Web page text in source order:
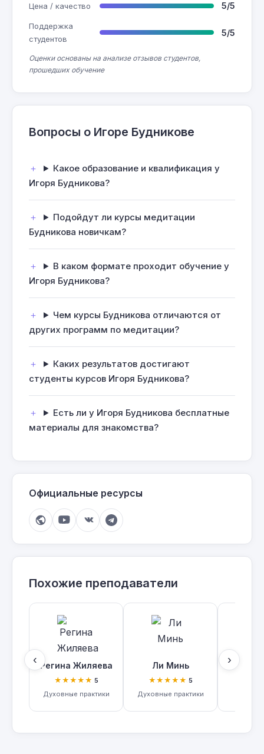
Цена / качество 5/5
Поддержка
студентов
5/5
Оценки основаны на анализе отзывов студентов,
прошедших обучение
Вопросы о Игоре Будникове
Какое образование и квалификация у
Игоря Будникова?
Подойдут ли курсы медитации
Будникова новичкам?
В каком формате проходит обучение у
Игоря Будникова?
Чем курсы Будникова отличаются от
других программ по медитации?
Каких результатов достигают
студенты курсов Игоря Будникова?
Есть ли у Игоря Будникова бесплатные
материалы для знакомства?
Официальные ресурсы
Похожие преподаватели
‹ Регина Жиляева
★★★★★ 5
Духовные практики
Ли Минь
★★★★★ 5
Духовные практики
›